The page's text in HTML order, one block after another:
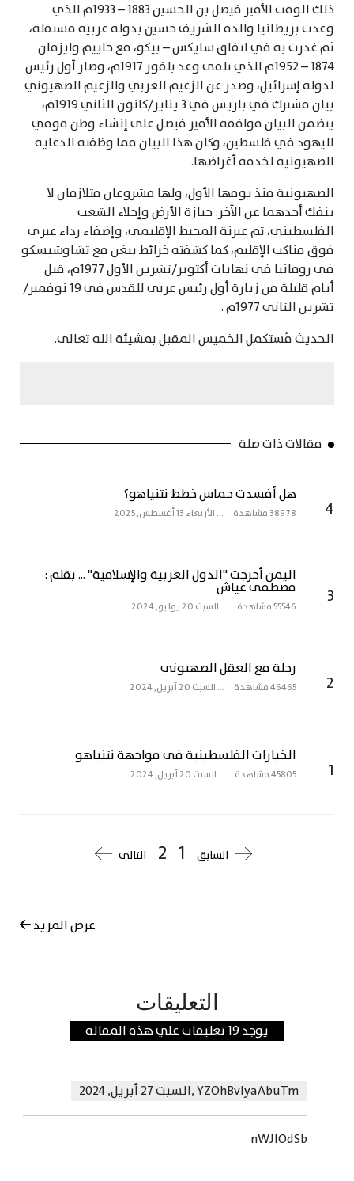
ذلك الوقت الأمير فيصل بن الحسين 1883 – 1933م الذي
وعدت بريطانيا والده الشريف حسين بدولة عربية مستقلة،
ثم غدرت به في اتفاق سايكس – بيكو، مع حاييم وايزمان
1874 – 1952م الذي تلقى وعد بلفور 1917م، وصار أول رئيس
لدولة إسرائيل، وصدر عن الزعيم العربي والزعيم الصهيوني
بيان مشترك في باريس في 3 يناير/كانون الثاني 1919م،
يتضمن البيان موافقة الأمير فيصل على إنشاء وطن قومي
لليهود في فلسطين، وكان هذا البيان مما وظفته الدعاية
الصهيونية لخدمة أغراضها.
الصهيونية منذ يومها الأول، ولها مشروعان متلازمان لا
ينفك أحدهما عن الآخر: حيازة الأرض وإجلاء الشعب
الفلسطيني، ثم عبرنة المحيط الإقليمي، وإضفاء رداء عبري
فوق مناكب الإقليم، كما كشفته خرائط بيغن مع تشاوشيسكو
في رومانيا في نهايات أكتوبر/تشرين الأول 1977م، قبل
أيام قليلة من زيارة أول رئيس عربي للقدس في 19 نوفمبر/
تشرين الثاني 1977م .
الحديث مُستكمل الخميس المقبل بمشيئة الله تعالى.
مقالات ذات صلة
4
هل أفسدت حماس خطط نتنياهو؟
38978 مشاهدة ...الأربعاء 13 أغسطس, 2025
3
اليمن أحرجت "الدول العربية والإسلامية" ... بقلم :
مصطفى عياش
55546 مشاهدة ...السبت 20 يوليو, 2024
2
رحلة مع العقل الصهيوني
46465 مشاهدة ...السبت 20 أبريل, 2024
1
الخيارات الفلسطينية في مواجهة نتنياهو
45805 مشاهدة ...السبت 20 أبريل, 2024
السابق 1
2 التالي
عرض المزيد
التعليقات
يوجد 19 تعليقات علي هذه المقالة
YZOhBvIyaAbuTm
,السبت 27 أبريل, 2024
nWJlOdSb